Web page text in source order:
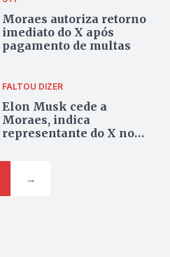
Moraes autoriza retorno
imediato do X após
pagamento de multas
FALTOU DIZER
Elon Musk cede a
Moraes, indica
representante do X no
de extremistas
→